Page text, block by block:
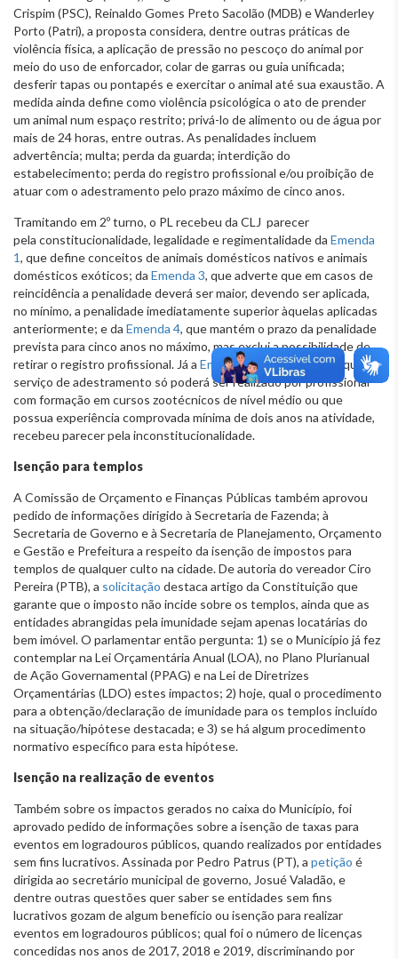
Crispim (PSC), Reinaldo Gomes Preto Sacolão (MDB) e Wanderley
Porto (Patri), a proposta considera, dentre outras práticas de
violência física, a aplicação de pressão no pescoço do animal por
meio do uso de enforcador, colar de garras ou guia unificada;
desferir tapas ou pontapés e exercitar o animal até sua exaustão. A
medida ainda define como violência psicológica o ato de prender
um animal num espaço restrito; privá-lo de alimento ou de água por
mais de 24 horas, entre outras. As penalidades incluem
advertência; multa; perda da guarda; interdição do
estabelecimento; perda do registro profissional e/ou proibição de
atuar com o adestramento pelo prazo máximo de cinco anos.
Tramitando em 2º turno, o PL recebeu da CLJ parecer
pela constitucionalidade, legalidade e regimentalidade da Emenda
1, que define conceitos de animais domésticos nativos e animais
domésticos exóticos; da Emenda 3, que adverte que em casos de
reincidência a penalidade deverá ser maior, devendo ser aplicada,
no mínimo, a penalidade imediatamente superior àquelas aplicadas
anteriormente; e da Emenda 4, que mantém o prazo da penalidade
prevista para cinco anos no máximo, mas exclui a possibilidade de
retirar o registro profissional. Já a Emenda 2, que determina que o
serviço de adestramento só poderá ser realizado por profissional
com formação em cursos zootécnicos de nível médio ou que
possua experiência comprovada mínima de dois anos na atividade,
recebeu parecer pela inconstitucionalidade.
Isenção para templos
A Comissão de Orçamento e Finanças Públicas também aprovou
pedido de informações dirigido à Secretaria de Fazenda; à
Secretaria de Governo e à Secretaria de Planejamento, Orçamento
e Gestão e Prefeitura a respeito da isenção de impostos para
templos de qualquer culto na cidade. De autoria do vereador Ciro
Pereira (PTB), a solicitação destaca artigo da Constituição que
garante que o imposto não incide sobre os templos, ainda que as
entidades abrangidas pela imunidade sejam apenas locatárias do
bem imóvel. O parlamentar então pergunta: 1) se o Município já fez
contemplar na Lei Orçamentária Anual (LOA), no Plano Plurianual
de Ação Governamental (PPAG) e na Lei de Diretrizes
Orçamentárias (LDO) estes impactos; 2) hoje, qual o procedimento
para a obtenção/declaração de imunidade para os templos incluído
na situação/hipótese destacada; e 3) se há algum procedimento
normativo específico para esta hipótese.
Isenção na realização de eventos
Também sobre os impactos gerados no caixa do Município, foi
aprovado pedido de informações sobre a isenção de taxas para
eventos em logradouros públicos, quando realizados por entidades
sem fins lucrativos. Assinada por Pedro Patrus (PT), a petição é
dirigida ao secretário municipal de governo, Josué Valadão, e
dentre outras questões quer saber se entidades sem fins
lucrativos gozam de algum benefício ou isenção para realizar
eventos em logradouros públicos; qual foi o número de licenças
concedidas nos anos de 2017, 2018 e 2019, discriminando por